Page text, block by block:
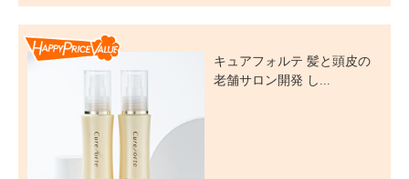
キュアフォルテ 髪と頭皮の
老舗サロン開発 し...